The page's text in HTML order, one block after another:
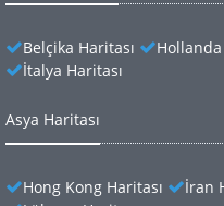
Belçika Haritası Hollanda
İtalya Haritası
Asya Haritası
Hong Kong Haritası İran